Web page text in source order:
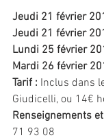
Jeudi 21 février
Jeudi 21 février
Lundi 25 février
Mardi 26 février
Tarif : Inclus dans
Giudicelli, ou 14€
Renseignements
71 93 08